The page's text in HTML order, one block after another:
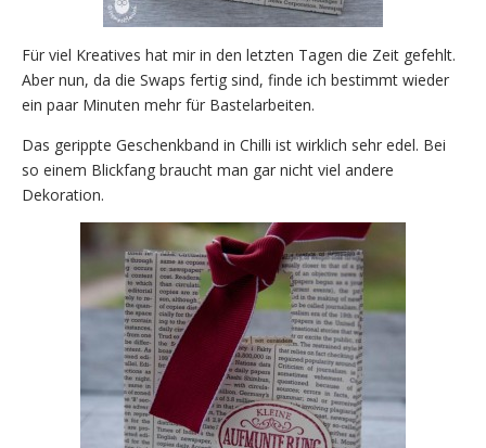
Für viel Kreatives hat mir in den letzten Tagen die Zeit gefehlt.
Aber nun, da die Swaps fertig sind, finde ich bestimmt wieder
ein paar Minuten mehr für Bastelarbeiten.
Das gerippte Geschenkband in Chilli ist wirklich sehr edel. Bei
so einem Blickfang braucht man gar nicht viel andere
Dekoration.